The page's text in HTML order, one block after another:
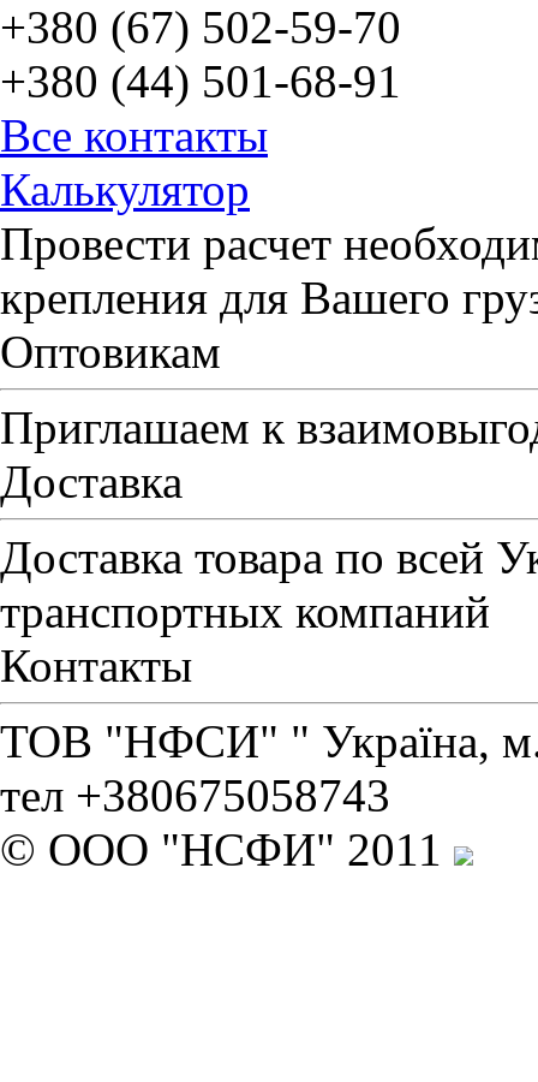
+380 (67) 502-59-70
+380 (44) 501-68-91
Все контакты
Калькулятор
Провести расчет
крепления для Вашего
Оптовикам
Приглашаем к
Доставка
Доставка товара по всей
транспортных компаний
Контакты
ТОВ "НФСИ" " Україна, м.
тел +380675058743
© ООО "НСФИ" 2011